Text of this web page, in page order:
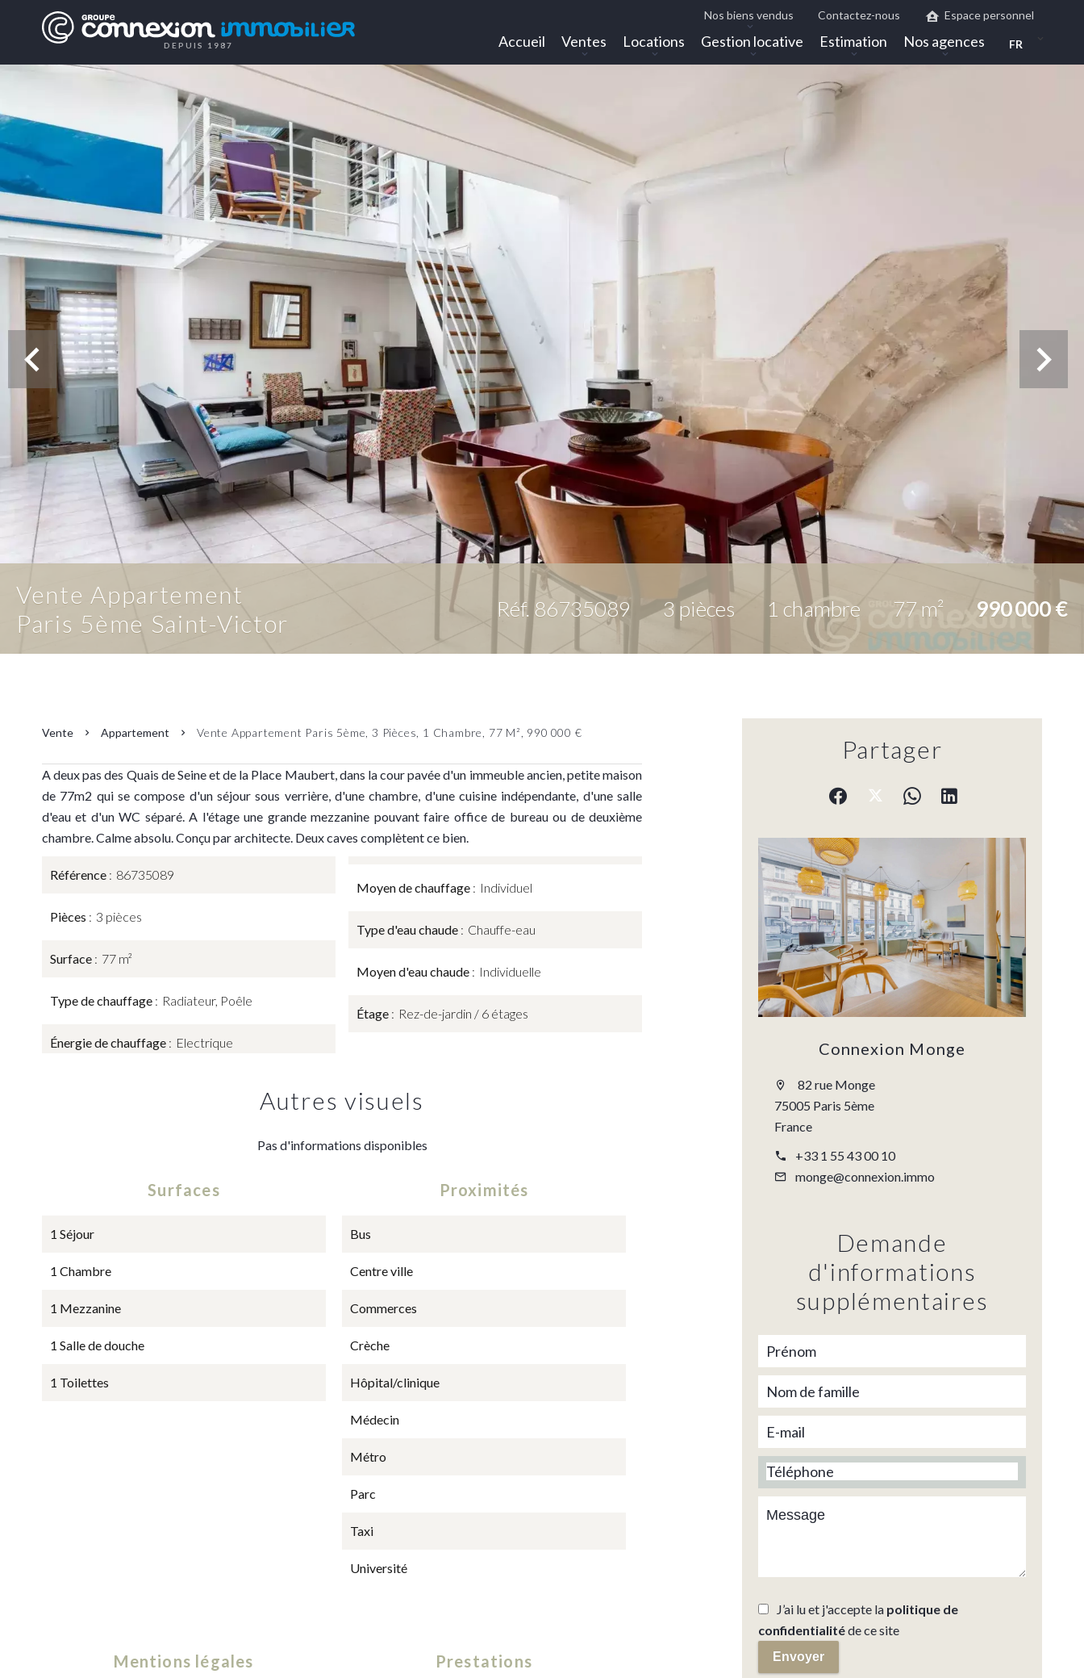
DEPUIS 1987 Accueil Ventes Locations Gestion locative Estimation Nos agences FR
Nos biens vendus Contactez-nous Espace personnel
Vente Appartement
Paris 5ème Saint-Victor
Réf. 86735089 3 pièces 1 chambre 77 m² 990 000 €
Vente Appartement Vente Appartement Paris 5ème, 3 Pièces, 1 Chambre, 77 M², 990 000 €
A deux pas des Quais de Seine et de la Place Maubert, dans la cour pavée d'un immeuble ancien, petite maison
de 77m2 qui se compose d'un séjour sous verrière, d'une chambre, d'une cuisine indépendante, d'une salle
d'eau et d'un WC séparé. A l'étage une grande mezzanine pouvant faire office de bureau ou de deuxième
chambre. Calme absolu. Conçu par architecte. Deux caves complètent ce bien.
Référence 86735089
Pièces 3 pièces
Surface 77 m²
Type de chauffage Radiateur, Poêle
Énergie de chauffage Electrique
Moyen de chauffage Individuel
Type d'eau chaude Chauffe-eau
Moyen d'eau chaude Individuelle
Étage Rez-de-jardin / 6 étages
Autres visuels
Pas d'informations disponibles
Surfaces
1 Séjour
1 Chambre
1 Mezzanine
1 Salle de douche
1 Toilettes
Proximités
Bus
Centre ville
Commerces
Crèche
Hôpital/clinique
Médecin
Métro
Parc
Taxi
Université
Mentions légales Prestations
Partager
Connexion Monge
82 rue Monge
75005 Paris 5ème
France
+33 1 55 43 00 10
monge@connexion.immo
Demande
d'informations
supplémentaires
J’ai lu et j'accepte la politique de
confidentialitéde ce site
Envoyer